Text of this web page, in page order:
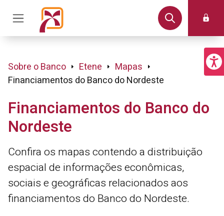
Sobre o Banco Etene
Mapas
Financiamentos do Banco do Nordeste
Financiamentos do Banco do
Nordeste
Confira os mapas contendo a distribuição
espacial de informações econômicas,
sociais e geográficas relacionados aos
financiamentos do Banco do Nordeste.